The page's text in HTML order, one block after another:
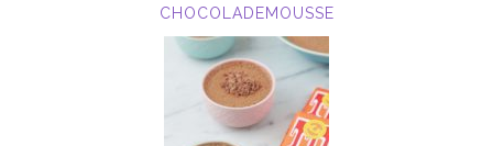
CHOCOLADEMOUSSE